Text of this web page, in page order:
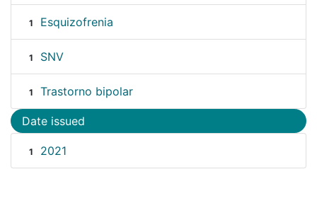
1 Esquizofrenia
1 SNV
1 Trastorno bipolar
Date issued
1 2021